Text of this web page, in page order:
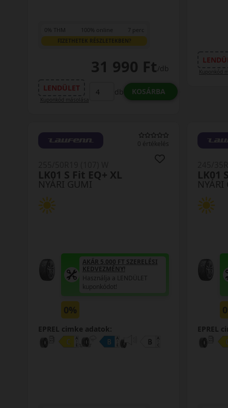
0% THM 100% online 7 perc
FIZETHETEK RÉSZLETEKBEN?
31 990 Ft/db
LENDÜLET
Kuponkód másolása
db KOSÁRBA
Kuponkód
0 értékelés
NYÁRI GUMI
LK01 S Fit EQ+ XL
AKÁR 5.000 FT SZERELÉSI
KEDVEZMÉNY!
Használja a LENDÜLET
kuponkódot!
0%
EPREL cimke adatok:
NYÁRI
LK01
EPREL